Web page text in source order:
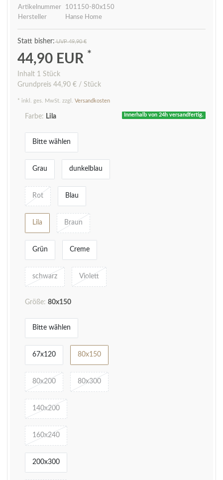
Artikelnummer
101150-80x150
Hersteller
Hanse Home
UVP 49,90 €
44,90 EUR *
Inhalt 1 Stück
Grundpreis 44,90 € / Stück
* inkl. ges. MwSt. zzgl. Versandkosten
Innerhalb von 24h versandfertig.
Farbe: Lila
Bitte wählen
Grau dunkelblau
Rot Blau
Lila Braun
Grün Creme
schwarz Violett
Größe: 80x150
Bitte wählen
67x120 80x150
80x200 80x300
140x200
160x240
200x300